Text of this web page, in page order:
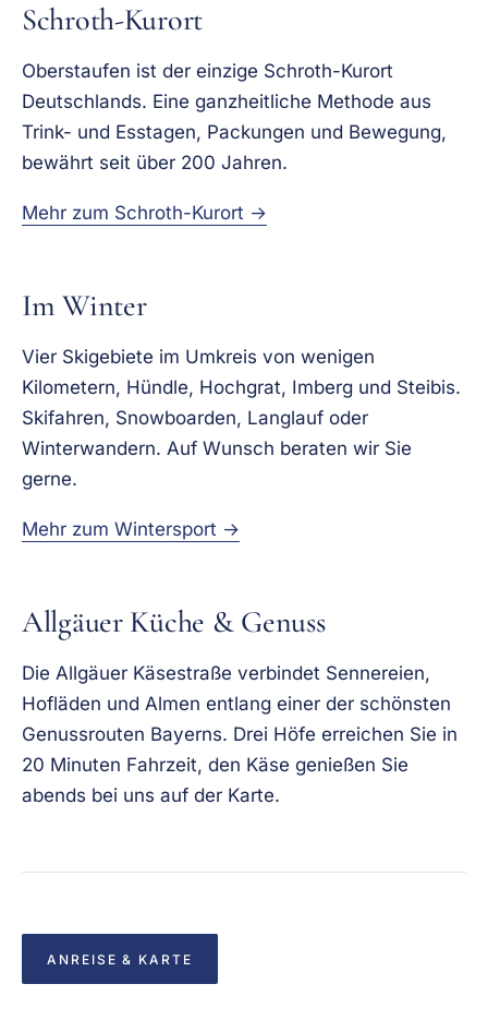
Schroth-Kurort
Oberstaufen ist der einzige Schroth-Kurort
Deutschlands. Eine ganzheitliche Methode aus
Trink- und Esstagen, Packungen und Bewegung,
bewährt seit über 200 Jahren.
Mehr zum Schroth-Kurort →
Im Winter
Vier Skigebiete im Umkreis von wenigen
Kilometern, Hündle, Hochgrat, Imberg und Steibis.
Skifahren, Snowboarden, Langlauf oder
Winterwandern. Auf Wunsch beraten wir Sie
gerne.
Mehr zum Wintersport →
Allgäuer Küche & Genuss
Die Allgäuer Käsestraße verbindet Sennereien,
Hofläden und Almen entlang einer der schönsten
Genussrouten Bayerns. Drei Höfe erreichen Sie in
20 Minuten Fahrzeit, den Käse genießen Sie
abends bei uns auf der Karte.
ANREISE & KARTE